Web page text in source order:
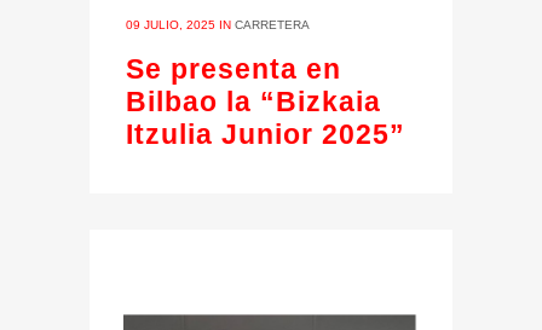
09 JULIO, 2025 IN CARRETERA
Se presenta en
Bilbao la “Bizkaia
Itzulia Junior 2025”